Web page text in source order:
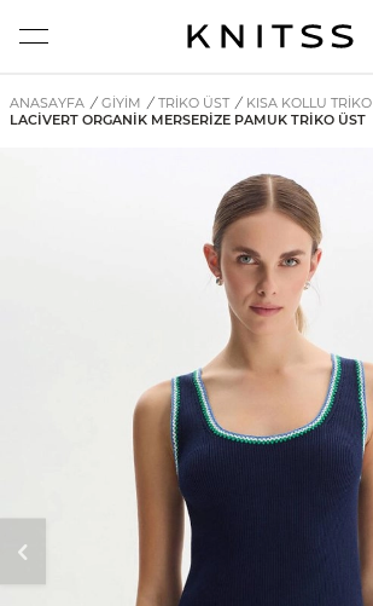
ANASAYFA / GİYİM / TRIKO ÜST / KISA KOLLU TRIKO
LACIVERT ORGANIK MERSERIZE PAMUK TRIKO ÜST